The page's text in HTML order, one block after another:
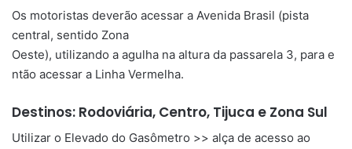
Os motoristas deverão acessar a Avenida Brasil (pista
central, sentido Zona
Oeste), utilizando a agulha na altura da passarela 3, para e
ntão acessar a Linha Vermelha.
Destinos: Rodoviária, Centro, Tijuca e Zona Sul
Utilizar o Elevado do Gasômetro >> alça de acesso ao